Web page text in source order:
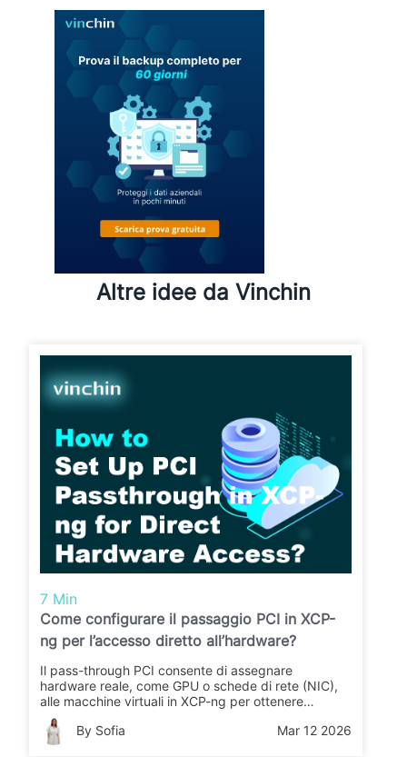
Altre idee da Vinchin
7 Min
Come configurare il passaggio PCI in XCP-
ng per l’accesso diretto all’hardware?
Il pass-through PCI consente di assegnare
hardware reale, come GPU o schede di rete (NIC),
alle macchine virtuali in XCP-ng per ottenere
prestazioni massime. Questa guida illustra i
passaggi di configurazione, i controlli necessari, le
soluzioni ai problemi comuni e le migliori pratiche
By Sofia Mar 12 2026